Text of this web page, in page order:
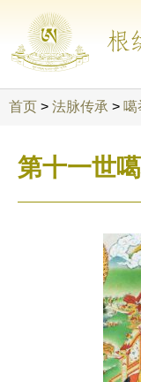
根
首页 > 法脉传承 > 噶
第十一世